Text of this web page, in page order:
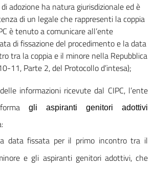
adozione ha natura giurisdizionale ed è
di un legale che rappresenti la coppia
è tenuto a comunicare all’ente
di fissazione del procedimento e la data
tra la coppia e il minore nella Repubblica
11, Parte 2, del Protocollo d’intesa);
informazioni ricevute dal CIPC, l’ente
gli aspiranti genitori adottivi
data fissata per il primo incontro tra il
e gli aspiranti genitori adottivi, che